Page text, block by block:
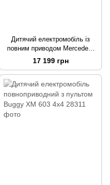
Дитячий електромобіль із
повним приводом Mercedes-
Benz G65 AMG чорний 4х4
17 199 грн